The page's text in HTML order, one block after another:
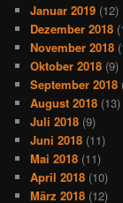
Januar 2019 (12)
Dezember 2018
November 2018
Oktober 2018 (9)
September 2018
August 2018 (13)
Juli 2018 (9)
Juni 2018 (11)
Mai 2018 (11)
April 2018 (10)
März 2018 (12)